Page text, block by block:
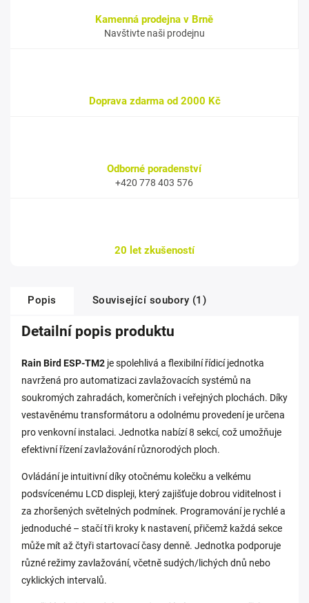
Kamenná prodejna v Brně
Navštivte naši prodejnu
Doprava zdarma od 2000 Kč
Odborné poradenství
+420 778 403 576
20 let zkušeností
Popis Související soubory (1)
Detailní popis produktu
Rain Bird ESP-TM2 je spolehlivá a flexibilní řídicí jednotka
navržená pro automatizaci zavlažovacích systémů na
soukromých zahradách, komerčních i veřejných plochách. Díky
vestavěnému transformátoru a odolnému provedení je určena
pro venkovní instalaci. Jednotka nabízí 8 sekcí, což umožňuje
efektivní řízení zavlažování různorodých ploch.
Ovládání je intuitivní díky otočnému kolečku a velkému
podsvícenému LCD displeji, který zajišťuje dobrou viditelnost i
za zhoršených světelných podmínek. Programování je rychlé a
jednoduché – stačí tři kroky k nastavení, přičemž každá sekce
může mít až čtyři startovací časy denně. Jednotka podporuje
různé režimy zavlažování, včetně sudých/lichých dnů nebo
cyklických intervalů.